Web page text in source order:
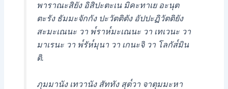
พาราณะสิยัง อิสิปะตะเน มิคะทาเย อะนุต
ตะรัง ธัมมะจักกัง ปะวัตติตัง อัปปะฏิวัตติยัง
สะมะเณนะ วา พ๎ราห๎มะเณนะ วา เทเวนะ วา
มาเรนะ วา พ๎รัห๎มุนา วา เกนะจิ วา โลกัส๎มิน
ติ.
ภุมมานัง เทวานัง สัททัง สุต๎วา จาตุมมะหา